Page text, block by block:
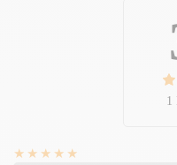
1
★★★★★